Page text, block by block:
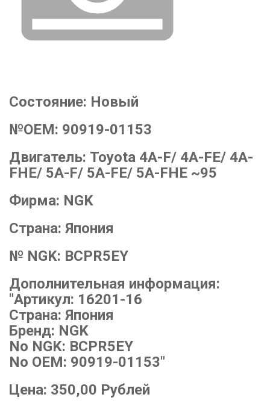
Состояние: Новый
№OEM: 90919-01153
Двигатель: Toyota 4A-F/ 4A-FE/ 4A-
FHE/ 5A-F/ 5A-FE/ 5A-FHE ~95
Фирма: NGK
Страна: Япония
№ NGK: BCPR5EY
Дополнительная информация:
"Артикул: 16201-16
Страна: Япония
Бренд: NGK
No NGK: BCPR5EY
No OEM: 90919-01153"
Цена: 350,00 Рублей